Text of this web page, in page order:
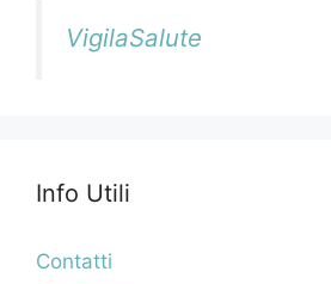
VigilaSalute
Info Utili
Contatti